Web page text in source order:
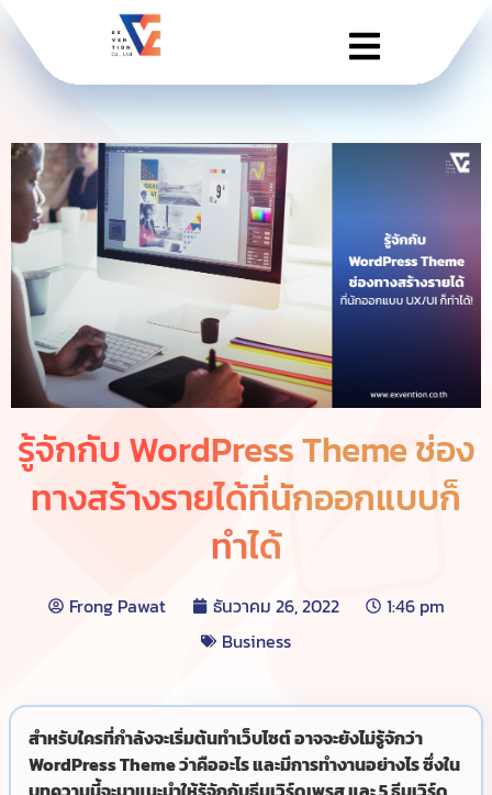
รู้จักกับ WordPress Theme ช่อง
ทางสร้างรายได้ที่นักออกแบบก็
ทำได้
Frong Pawat ธันวาคม 26, 2022
1:46 pm
Business
สำหรับใครที่กำลังจะเริ่มต้นทำเว็บไซต์ อาจจะยังไม่รู้จักว่า
WordPress Theme ว่าคืออะไร และมีการทำงานอย่างไร ซึ่งใน